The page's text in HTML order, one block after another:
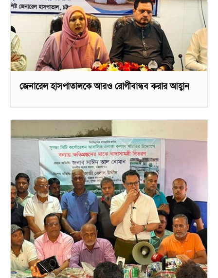
জেনারেল হাসপাতালকে আরও রোগীবান্ধব করার আহ্বান